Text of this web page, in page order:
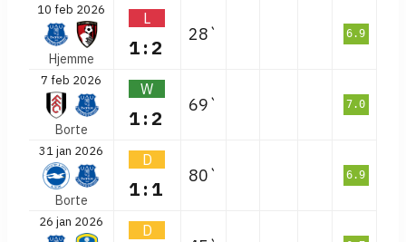
10 feb 2026
Hjemme
L
1:2
28` 6.9
7 feb 2026
Borte
W
1:2
69` 7.0
31 jan 2026
Borte
D
1:1
80` 6.9
26 jan 2026 D